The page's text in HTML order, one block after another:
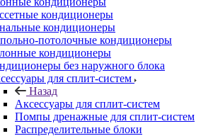
кондиционеры
кондиционеры
потолочные кондиционеры
кондиционеры
без наружного блока
для сплит-систем
Назад
Аксессуары для сплит-систем
Помпы дренажные для сплит-систем
Распределительные блоки